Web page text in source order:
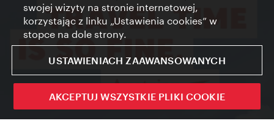
swojej wizyty na stronie internetowej,
korzystając z linku „Ustawienia cookies” w
stopce na dole strony.
USTAWIENIACH ZAAWANSOWANYCH
AKCEPTUJ WSZYSTKIE PLIKI COOKIE